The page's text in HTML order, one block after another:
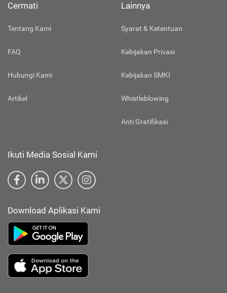
Cermati
Tentang Kami
FAQ
Hubungi Kami
Artikel
Lainnya
Syarat & Ketentuan
Kebijakan Privasi
Kebijakan SMKI
Whistleblowing
Anti Gratifikasi
Ikuti Media Sosial Kami
Download Aplikasi Kami